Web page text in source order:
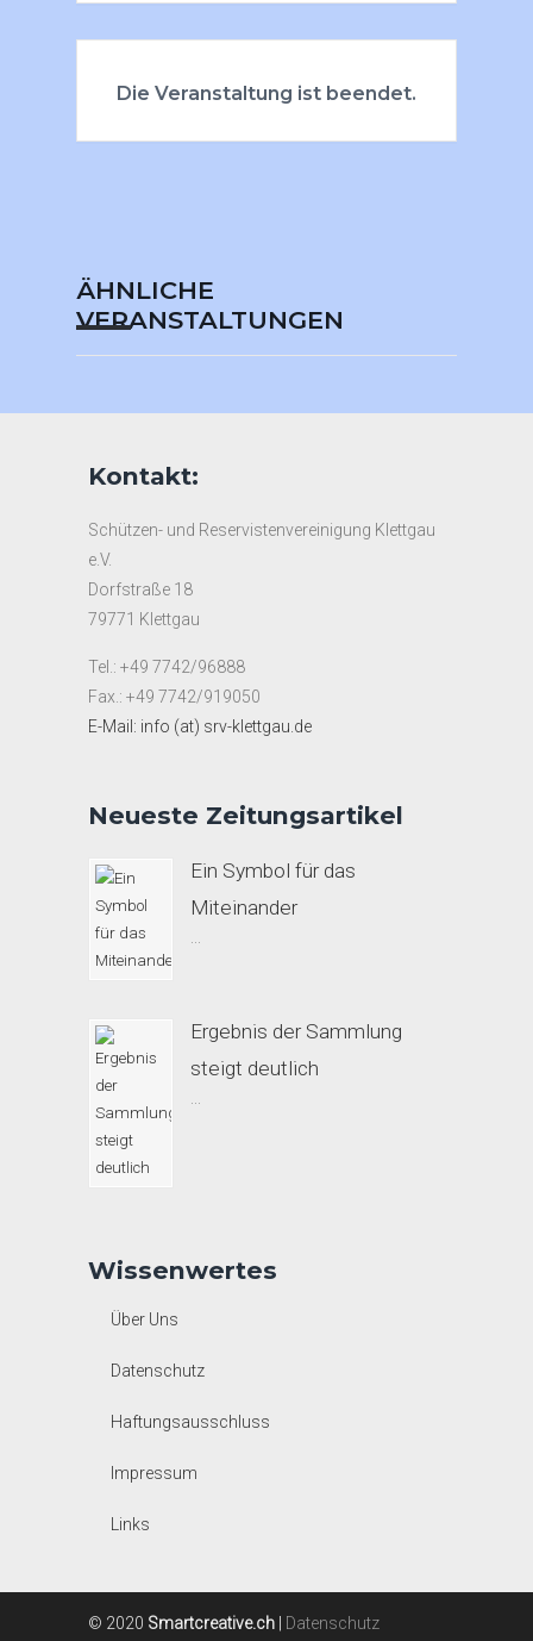
Die Veranstaltung ist beendet.
ÄHNLICHE
VERANSTALTUNGEN
Kontakt:
Schützen- und Reservistenvereinigung Klettgau
e.V.
Dorfstraße 18
79771 Klettgau
Tel.: +49 7742/96888
Fax.: +49 7742/919050
E-Mail: info (at) srv-klettgau.de
Neueste Zeitungsartikel
Ein Symbol für das
Miteinander
...
Ergebnis der Sammlung
steigt deutlich
...
Wissenwertes
Über Uns
Datenschutz
Haftungsausschluss
Impressum
Links
© 2020 Smartcreative.ch | Datenschutz